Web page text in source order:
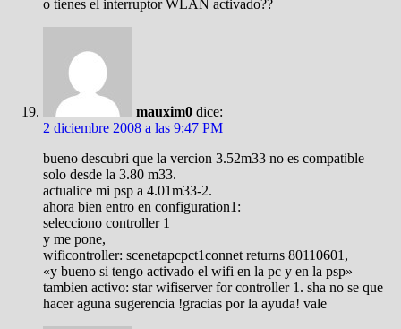
o tienes el interruptor WLAN activado??
mauxim0 dice:
2 diciembre 2008 a las 9:47 PM
bueno descubri que la vercion 3.52m33 no es compatible
solo desde la 3.80 m33.
actualice mi psp a 4.01m33-2.
ahora bien entro en configuration1:
selecciono controller 1
y me pone,
wificontroller: scenetapcpct1connet returns 80110601,
«y bueno si tengo activado el wifi en la pc y en la psp»
tambien activo: star wifiserver for controller 1. sha no se que
hacer aguna sugerencia !gracias por la ayuda! vale